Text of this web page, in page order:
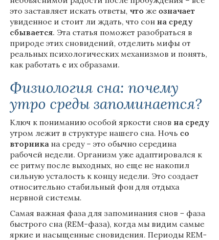
это заставляет искать ответы, что же означает
увиденное и стоит ли ждать, что сон на среду
сбывается. Эта статья поможет разобраться в
природе этих сновидений, отделить мифы от
реальных психологических механизмов и понять,
как работать с их образами.
Физиология сна: почему
утро среды запоминается?
Ключ к пониманию особой яркости снов на среду
утром лежит в структуре нашего сна. Ночь со
вторника на среду – это обычно середина
рабочей недели. Организм уже адаптировался к
ее ритму после выходных, но еще не накопил
сильную усталость к концу недели. Это создает
относительно стабильный фон для отдыха
нервной системы.
Самая важная фаза для запоминания снов – фаза
быстрого сна (REM-фаза), когда мы видим самые
яркие и насыщенные сновидения. Периоды REM-